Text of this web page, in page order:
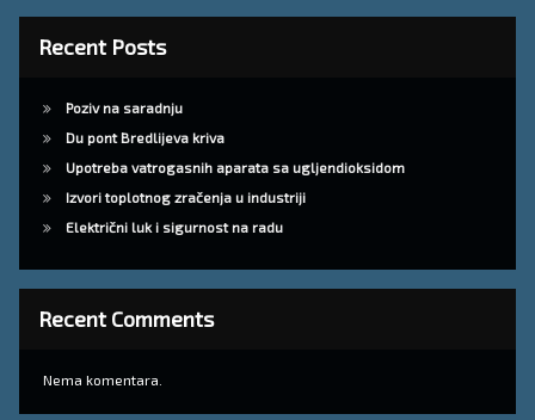
Recent Posts
Poziv na saradnju
Du pont Bredlijeva kriva
Upotreba vatrogasnih aparata sa ugljendioksidom
Izvori toplotnog zračenja u industriji
Električni luk i sigurnost na radu
Recent Comments
Nema komentara.